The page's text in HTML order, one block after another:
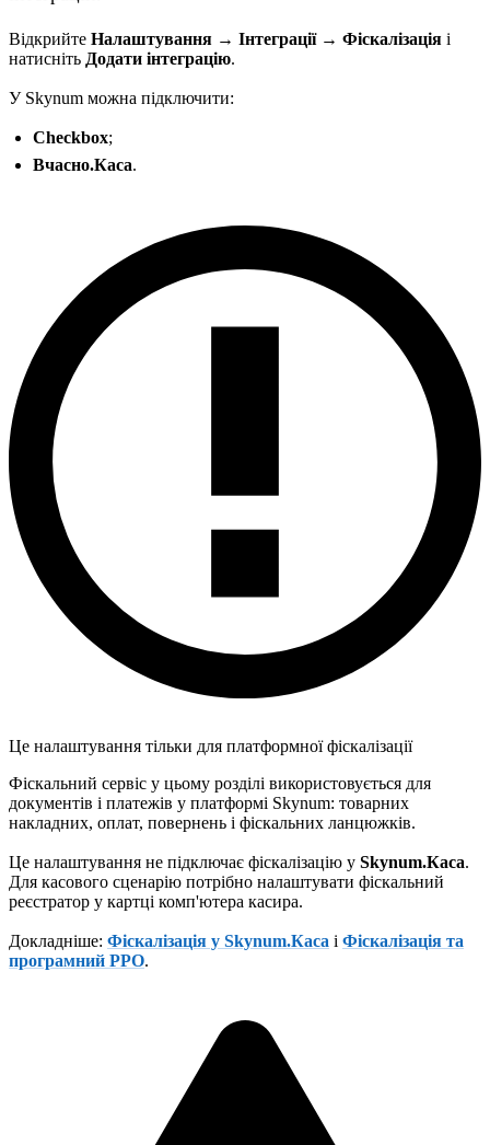
Відкрийте Налаштування → Інтеграції → Фіскалізація і
натисніть Додати інтеграцію.
У Skynum можна підключити:
Checkbox;
Вчасно.Каса.
Це налаштування тільки для платформної фіскалізації
Фіскальний сервіс у цьому розділі використовується для
документів і платежів у платформі Skynum: товарних
накладних, оплат, повернень і фіскальних ланцюжків.
Це налаштування не підключає фіскалізацію у Skynum.Каса.
Для касового сценарію потрібно налаштувати фіскальний
реєстратор у картці комп'ютера касира.
Докладніше: Фіскалізація у Skynum.Каса і Фіскалізація та
програмний РРО.